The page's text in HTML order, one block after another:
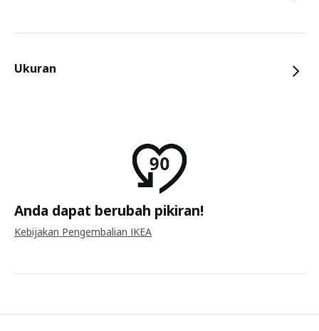
Ukuran
Anda dapat berubah pikiran!
Kebijakan Pengembalian IKEA